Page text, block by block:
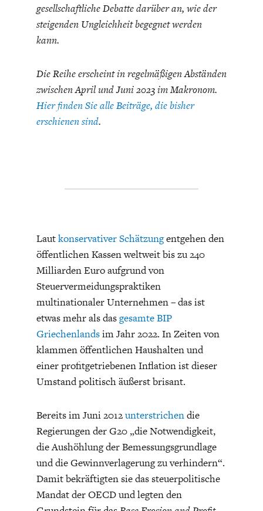
FACHKRÄFTEMANGEL
FINANZMÄRKTE
gesellschaftliche Debatte darüber an, wie der
steigenden Ungleichheit begegnet werden
kann.
Die Reihe erscheint in regelmäßigen Abständen
zwischen April und Juni 2023 im Makronom.
Hier finden Sie alle Beiträge, die bisher
erschienen sind.
Lautkonservativer Schätzungentgehen den
öffentlichen Kassen weltweit bis zu 240
Milliarden Euro aufgrund von
Steuervermeidungspraktiken
multinationaler Unternehmen – das ist
etwas mehr als dasgesamte BIP
Griechenlandsim Jahr 2022. In Zeiten von
klammen öffentlichen Haushalten und
einer profitgetriebenen Inflation ist dieser
Umstand politisch äußerst brisant.
Bereits im Juni 2012unterstrichendie
Regierungen der G20 „die Notwendigkeit,
die Aushöhlung der Bemessungsgrundlage
und die Gewinnverlagerung zu verhindern“.
Damit bekräftigten sie das steuerpolitische
Mandat der OECD und legten den